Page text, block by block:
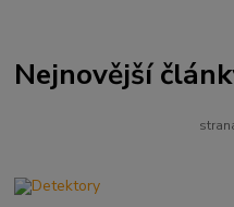
Nejnovější